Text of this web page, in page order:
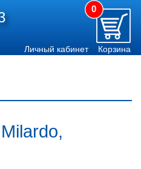
0
Личный кабинет Корзина